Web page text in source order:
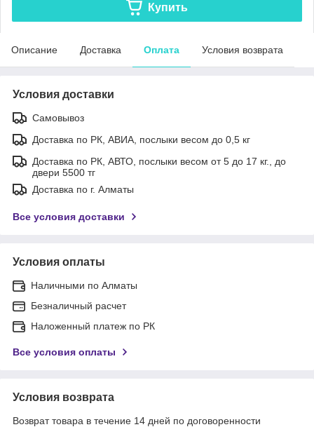
Купить
Описание Доставка Оплата Условия возврата
Условия доставки
Самовывоз
Доставка по РК, АВИА, послыки весом до 0,5 кг
Доставка по РК, АВТО, послыки весом от 5 до 17 кг., до
двери 5500 тг
Доставка по г. Алматы
Все условия доставки
Условия оплаты
Наличными по Алматы
Безналичный расчет
Наложенный платеж по РК
Все условия оплаты
Условия возврата
Возврат товара в течение 14 дней по договоренности